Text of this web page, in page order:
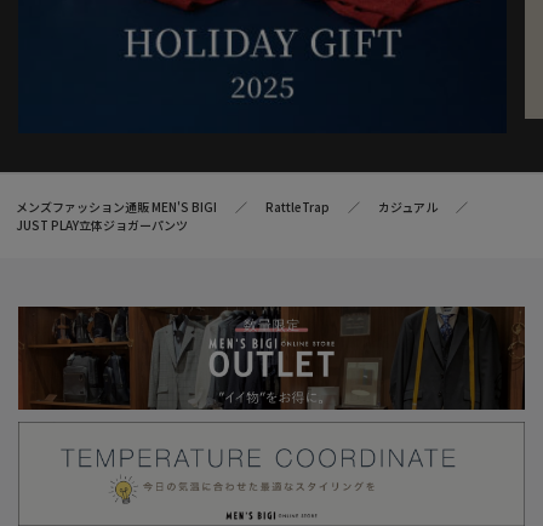
メンズファッション通販 MEN'S BIGI RattleTrap
カジュアル
JUST PLAY立体ジョガーパンツ